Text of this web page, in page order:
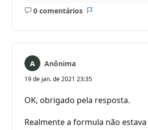
0 comentários
Sem
Anônima
19 de jan. de 2021 23:35
OK, obrigado pela resposta.
Realmente a formula não